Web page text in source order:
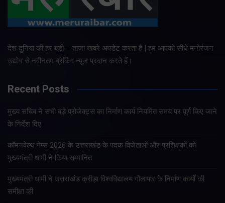
देश दुनिया की हर बड़ी – ताजा खबरे अपडेट करता है | हम आपको सीधे मनोरंजन
उद्योग से नवीनतम ब्रेकिंग न्यूज प्रदान करते हैं।
Recent Posts
मुख्य सचिव ने सभी बड़े प्रोजेक्ट्स का निर्माण कार्य नियमित समय पर पूर्ण किए जाने
के निर्देश दिए
कॉमनवेल्थ गेम्स 2026 के उत्तराखंड के पदक विजेताओं और प्रशिक्षकों को
मुख्यमंत्री धामी ने किया सम्मानित
मुख्यमंत्री धामी ने उत्तराखंड क्रीड़ा विश्वविद्यालय गौलापार के निर्माण कार्यों की
समीक्षा की